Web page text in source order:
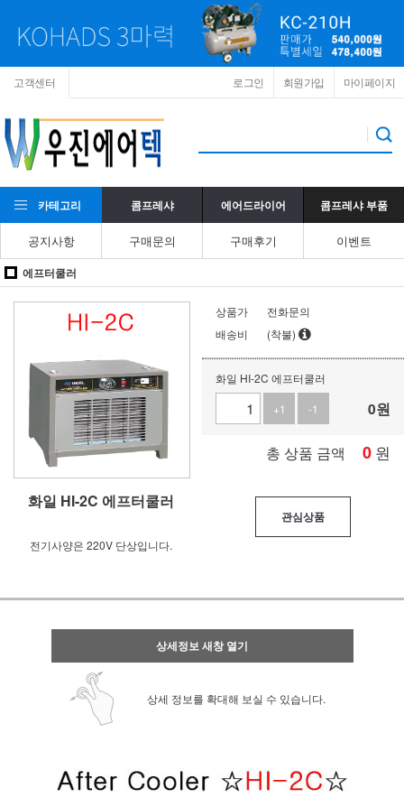
고객센터 마이페이지
회원가입
로그인
카테고리 콤프레샤 에어드라이어 콤프레샤 부품
공지사항 구매문의 구매후기 이벤트
에프터쿨러
화일 HI-2C 에프터쿨러
전기사양은 220V 단상입니다.
상품가
전화문의
배송비
(착불)
화일 HI-2C 에프터쿨러
+1
-1 0원
총 상품 금액 0 원
관심상품
상세정보 새창 열기
상세 정보를 확대해 보실 수 있습니다.